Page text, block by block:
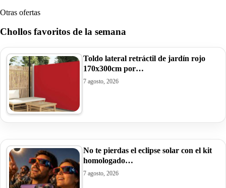
Otras ofertas
Chollos favoritos de la semana
Toldo lateral retráctil de jardín rojo
170x300cm por…
7 agosto, 2026
No te pierdas el eclipse solar con el kit
homologado…
7 agosto, 2026